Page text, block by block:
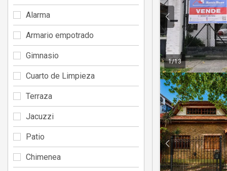
1/13
Alarma
Armario empotrado
Gimnasio
Cuarto de Limpieza
Terraza
Jacuzzi
Patio
Chimenea